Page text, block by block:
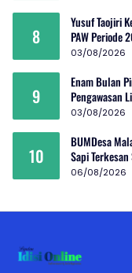
8
Yusuf Taojiri
PAW Periode
03/08/2026
9
Enam Bulan
Pengawasan
03/08/2026
10
BUMDesa
Sapi
06/08/2026